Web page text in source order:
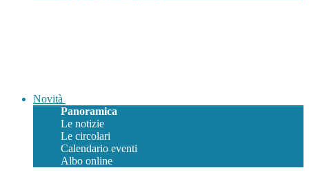
Novità
Panoramica
Le notizie
Le circolari
Calendario eventi
Albo online